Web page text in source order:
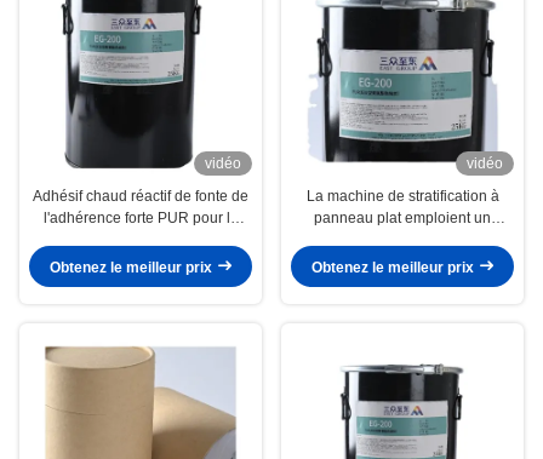
vidéo
Adhésif chaud réactif de fonte de
l'adhérence forte PUR pour la
Obtenez le meilleur prix
vidéo
La machine de stratification à
panneau plat emploient un
de fonte de PUR
Obtenez le meilleur prix